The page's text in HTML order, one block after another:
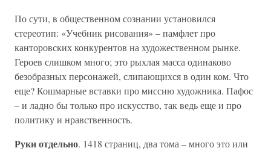
По сути, в общественном сознании установился
стереотип: «Учебник рисования» – памфлет про
канторовских конкурентов на художественном рынке.
Героев слишком много; это рыхлая масса одинаково
безобразных персонажей, слипающихся в один ком. Что
еще? Кошмарные вставки про миссию художника. Пафос
– и ладно бы только про искусство, так ведь еще и про
политику и нравственность.
Руки отдельно. 1418 страниц, два тома – много это или